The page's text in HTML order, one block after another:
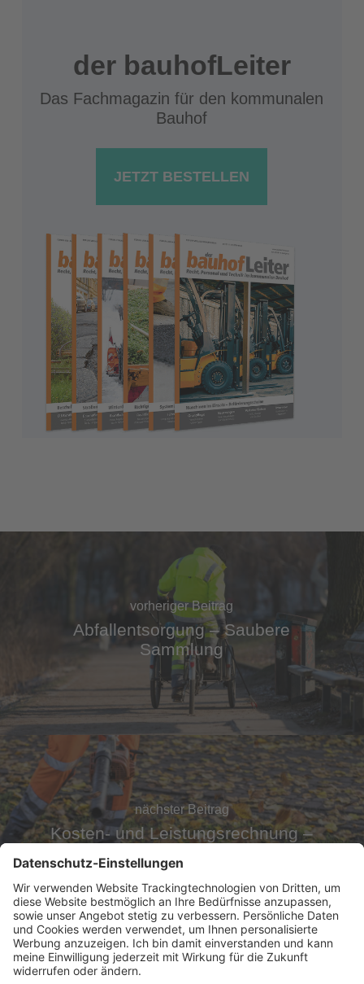
der bauhofLeiter
Das Fachmagazin für den kommunalen
Bauhof
JETZT BESTELLEN
vorheriger Beitrag
Abfallentsorgung – Saubere
Sammlung
nächster Beitrag
Kosten- und Leistungsrechnung –